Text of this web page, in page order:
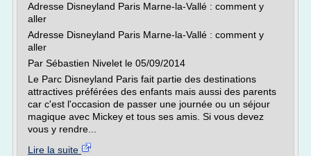
Adresse Disneyland Paris Marne-la-Vallé : comment y
aller
Adresse Disneyland Paris Marne-la-Vallé : comment y
aller
Par Sébastien Nivelet le 05/09/2014
Le Parc Disneyland Paris fait partie des destinations
attractives préférées des enfants mais aussi des parents
car c'est l'occasion de passer une journée ou un séjour
magique avec Mickey et tous ses amis. Si vous devez
vous y rendre...
Lire la suite